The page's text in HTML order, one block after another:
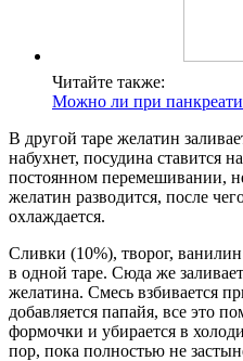
Читайте также:
Можно ли при
В другой таре желатин
набухнет, посудина ставится
постоянном перемешивании,
желатин разводится, после
охлаждается.
Сливки (10%), творог,
в одной таре. Сюда же
желатина. Смесь взбивается
добавляется папайя, все это
формочки и убирается в
пор, пока полностью не